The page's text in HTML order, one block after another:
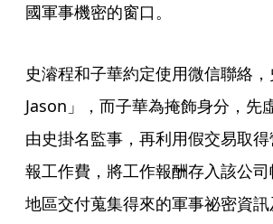
國軍事機密的窗口。
史濬程和子華約定使用微信聯絡
Jason」，而子華為掩飾身分，先
由史掛名監事，再利用假交易取
報工作費，將工作報酬存入該公
地區交付蒐集得來的軍事祕密資